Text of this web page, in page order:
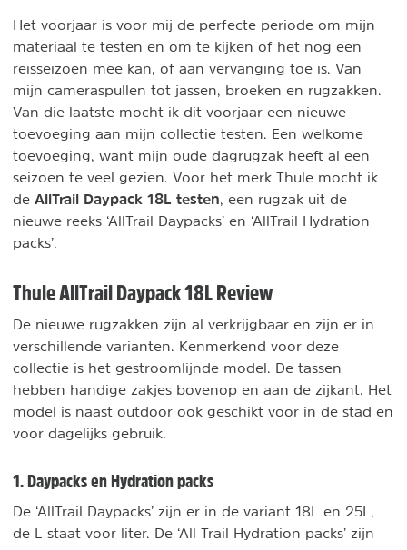
Het voorjaar is voor mij de perfecte periode om mijn
materiaal te testen en om te kijken of het nog een
reisseizoen mee kan, of aan vervanging toe is. Van
mijn cameraspullen tot jassen, broeken en rugzakken.
Van die laatste mocht ik dit voorjaar een nieuwe
toevoeging aan mijn collectie testen. Een welkome
toevoeging, want mijn oude dagrugzak heeft al een
seizoen te veel gezien. Voor het merk Thule mocht ik
de AllTrail Daypack 18L testen , een rugzak uit de
nieuwe reeks ‘AllTrail Daypacks’ en ‘AllTrail Hydration
packs’.
Thule AllTrail Daypack 18L Review
De nieuwe rugzakken zijn al verkrijgbaar en zijn er in
verschillende varianten. Kenmerkend voor deze
collectie is het gestroomlijnde model. De tassen
hebben handige zakjes bovenop en aan de zijkant. Het
model is naast outdoor ook geschikt voor in de stad en
voor dagelijks gebruik.
1. Daypacks en Hydration packs
De ‘AllTrail Daypacks’ zijn er in de variant 18L en 25L,
de L staat voor liter. De ‘All Trail Hydration packs’ zijn